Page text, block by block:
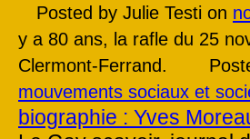
Posted by Julie Testi on
y a 80 ans, la rafle du 25
Clermont-Ferrand.
mouvements sociaux et
biographie : Yves